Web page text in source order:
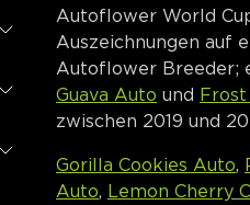
Autoflower World
Auszeichnungen auf
Autoflower Breeder;
Guava Auto und
zwischen 2019 und
Gorilla Cookies Auto,
Auto, Lemon Cherry